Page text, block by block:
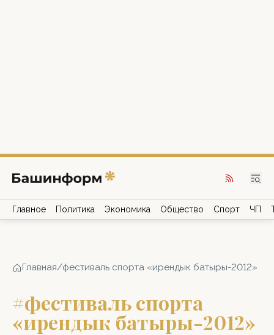
Главное Политика Экономика Общество Спорт ЧП
Главная/фестиваль спорта «ирендык батыры-2012»
#фестиваль спорта
«ирендык батыры-2012»